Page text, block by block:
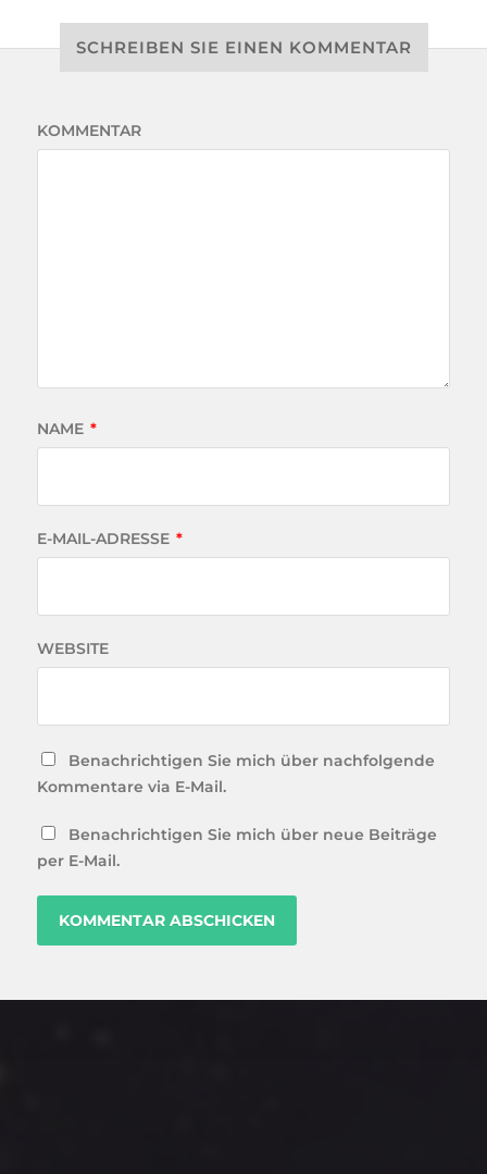
SCHREIBEN SIE EINEN KOMMENTAR
KOMMENTAR
NAME *
E-MAIL-ADRESSE *
WEBSITE
Benachrichtigen Sie mich über nachfolgende
Kommentare via E-Mail.
Benachrichtigen Sie mich über neue Beiträge
per E-Mail.